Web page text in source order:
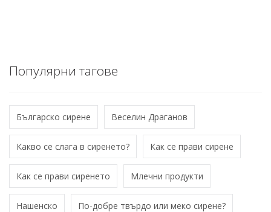
Популярни тагове
Българско сирене Веселин Драганов
Какво се слага в сиренето? Как се прави сирене
Как се прави сиренето Млечни продукти
Нашенско По-добре твърдо или меко сирене?